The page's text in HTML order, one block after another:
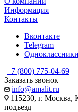
Информация
Контакты
Вконтакте
Telegram
Одноклассники
+7 (800) 775-04-69
Заказать звонок
info@amalit.ru
115230, г. Москва,
подъезд